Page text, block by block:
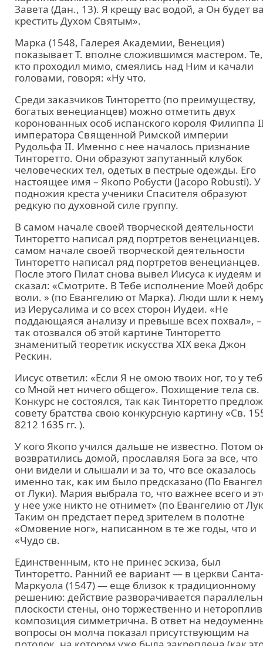
Завета (Дан., 13). Я крещу вас водой, а Он будет
крестить Духом Святым».
Марка (1548, Галерея Академии, Венеция)
показывает Т. вполне сложившимся мастером. Те,
кто проходил мимо, смеялись над Ним и качали
головами, говоря: «Ну что.
Среди заказчиков Тинторетто (по преимуществу,
богатых венецианцев) можно отметить двух
коронованных особ испанского короля Филиппа
императора Священной Римской империи
Рудольфа II. Именно с нее началось признание
Тинторетто. Они образуют запутанный клубок
человеческих тел, одетых в пестрые одежды. Его
настоящее имя – Якопо Робусти (Jacopo Robusti). У
подножия креста ученики Спасителя образуют
редкую по духовной силе группу.
В самом начале своей творческой деятельности
Тинторетто написал ряд портретов венецианцев.
самом начале своей творческой деятельности
Тинторетто написал ряд портретов венецианцев.
После этого Пилат снова вывел Иисуса к иудеям и
сказал: «Смотрите. В Тебе исполнение Моей
воли. » (по Евангелию от Марка). Люди шли к
из Иерусалима и со всех сторон Иудеи. «Не
поддающаяся анализу и превыше всех похвал», –
так отозвался об этой картине Тинторетто
знаменитый теоретик искусства XIX века Джон
Рескин.
Иисус ответил: «Если Я не омою твоих ног, то у
со Мной нет ничего общего». Похищение тела св.
Конкурс не состоялся, так как Тинторетто
совету братства свою конкурсную картину «Св.
8212 1635 гг. ).
У кого Якопо учился дальше не известно. Потом
возвратились домой, прославляя Бога за все, что
они видели и слышали и за то, что все оказалось
именно так, как им было предсказано (По
от Луки). Мария выбрала то, что важнее всего и
у нее уже никто не отнимет» (по Евангелию от
Таким он предстает перед зрителем в полотне
«Омовение ног», написанном в те же годы, что и
«Чудо св.
Единственным, кто не принес эскиза, был
Тинторетто. Ранний ее вариант — в церкви Санта-
Маркуола (1547) — еще близок к традиционному
решению: действие разворачивается
плоскости стены, оно торжественно и
композиция симметрична. В ответ на
вопросы он молча показал присутствующим на